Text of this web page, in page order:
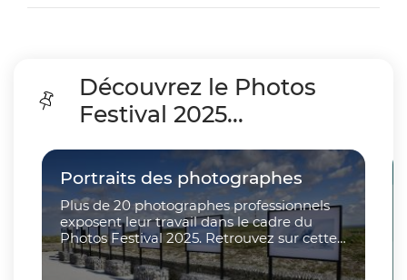
Découvrez le Photos
Festival 2025...
Cliquer pour passer Découvrez le Photos Festival
Portraits des photographes
Plus de 20 photographes professionnels
exposent leur travail dans le cadre du
Photos Festival 2025. Retrouvez sur cette
page présentations et interviews réalisées
dans le cadre de la promotion du...